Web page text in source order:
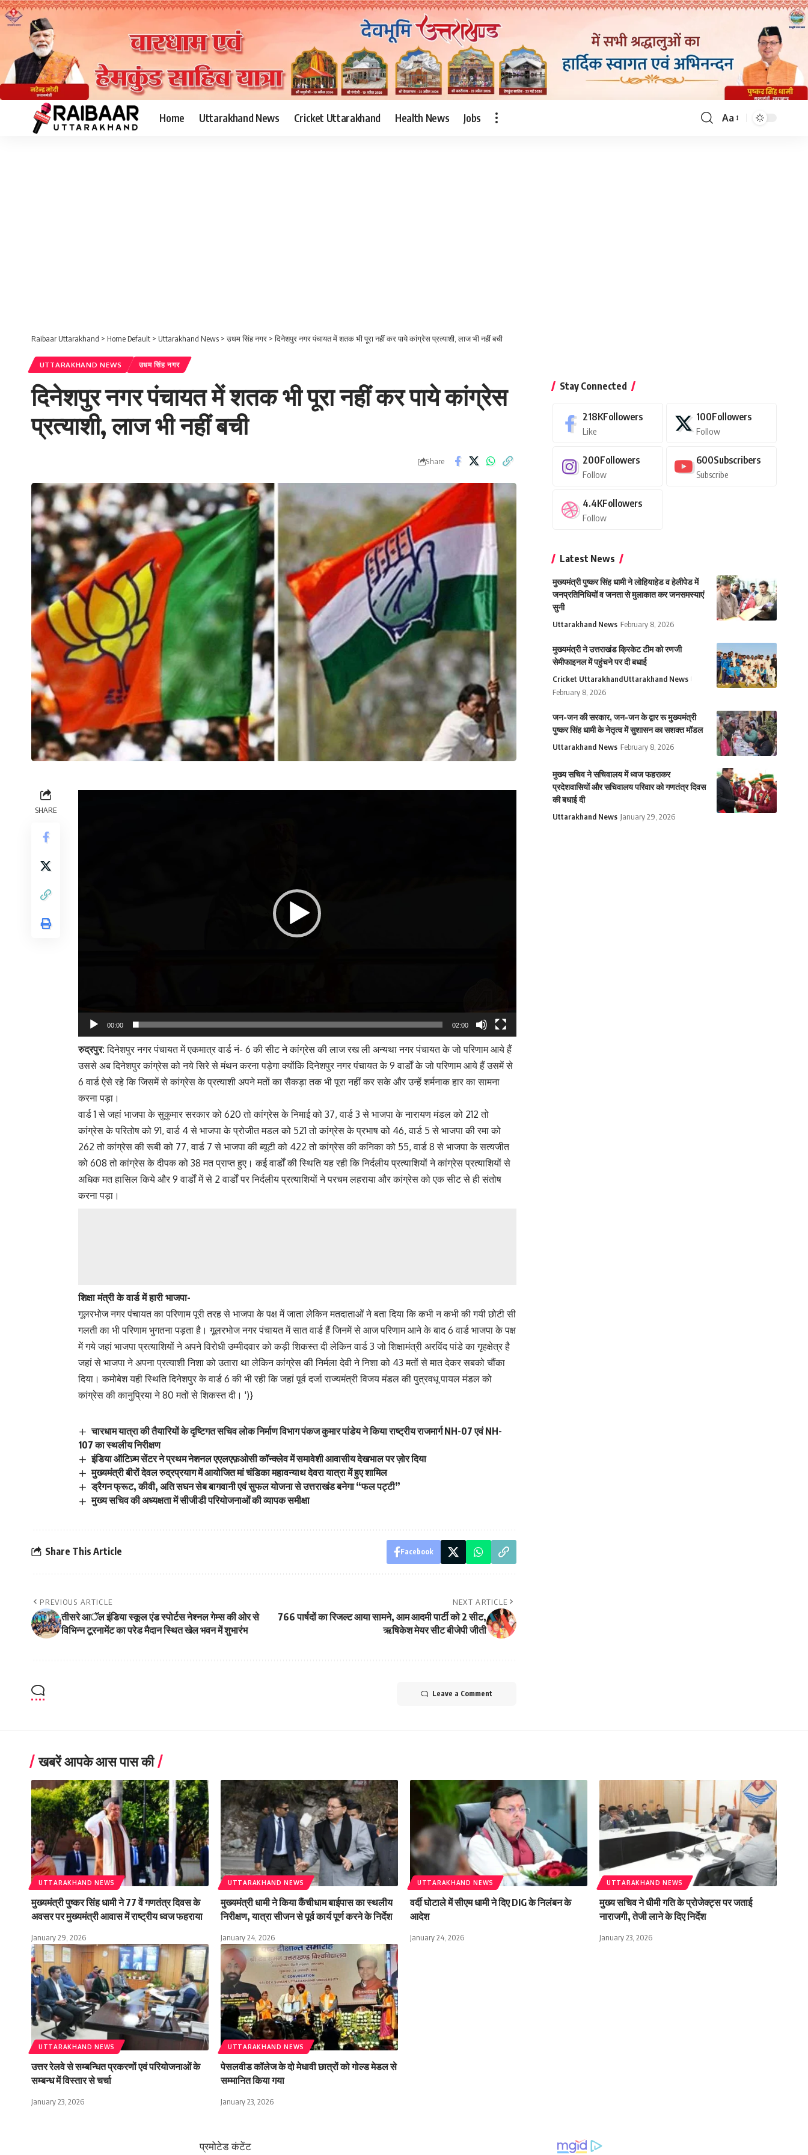
Home Uttarakhand News Cricket Uttarakhand Health News Jobs
Font
Aa
Raibaar Uttarakhand > Home Default > Uttarakhand News >उधम सिंह नगर >दिनेशपुर नगर पंचायत में शतक भी पूरा नहीं कर पाये कांग्रेस प्रत्याशी, लाज भी नहीं बची
UTTARAKHAND NEWS उधम सिंह नगर
दिनेशपुर नगर पंचायत में शतक भी पूरा नहीं कर पाये कांग्रेस
प्रत्याशी, लाज भी नहीं बची
Share
SHARE
00:00 02:00
रुद्रपुर: दिनेशपुर नगर पंचायत में एकमात्र वार्ड नं- 6 की सीट ने कांग्रेस की लाज रख ली अन्यथा नगर पंचायत के जो परिणाम आये हैं
उससे अब दिनेशपुर कांग्रेस को नये सिरे से मंथन करना पड़ेगा क्योंकि दिनेशपुर नगर पंचायत के 9 वार्डों के जो परिणाम आये हैं उसमें से
6 वार्ड ऐसे रहे कि जिसमें से कांग्रेस के प्रत्याशी अपने मतों का सैकड़ा तक भी पूरा नहीं कर सके और उन्हें शर्मनाक हार का सामना
करना पड़ा।
वार्ड 1 से जहां भाजपा के सुकुमार सरकार को 620 तो कांग्रेस के निमाई को 37, वार्ड 3 से भाजपा के नारायण मंडल को 212 तो
कांग्रेस के परितोष को 91, वार्ड 4 से भाजपा के प्रोजीत मडल को 521 तो कांग्रेस के प्रभाष को 46, वार्ड 5 से भाजपा की रमा को
262 तो कांग्रेस की रूबी को 77, वार्ड 7 से भाजपा की ब्यूटी को 422 तो कांग्रेस की कनिका को 55, वार्ड 8 से भाजपा के सत्यजीत
को 608 तो कांग्रेस के दीपक को 38 मत प्राप्त हुए। कई वार्डों की स्थिति यह रही कि निर्दलीय प्रत्याशियों ने कांग्रेस प्रत्याशियों से
अधिक मत हासिल किये और 9 वार्डों में से 2 वार्डों पर निर्दलीय प्रत्याशियों ने परचम लहराया और कांग्रेस को एक सीट से ही संतोष
करना पड़ा।
शिक्षा मंत्री के वार्ड में हारी भाजपा-
गूलरभोज नगर पंचायत का परिणाम पूरी तरह से भाजपा के पक्ष में जाता लेकिन मतदाताओं ने बता दिया कि कभी न कभी की गयी छोटी सी
गलती का भी परिणाम भुगतना पड़ता है। गूलरभोज नगर पंचायत में सात वार्ड हैं जिनमें से आज परिणाम आने के बाद 6 वार्ड भाजपा के पक्ष
में गये जहां भाजपा प्रत्याशियों ने अपने विरोधी उम्मीदवार को कड़ी शिकस्त दी लेकिन वार्ड 3 जो शिक्षामंत्री अरविंद पांडे का गृहक्षेत्र है
जहां से भाजपा ने अपना प्रत्याशी निशा को उतारा था लेकिन कांग्रेस की निर्मला देवी ने निशा को 43 मतों से मात देकर सबको चौंका
दिया। कमोबेश यही स्थिति दिनेशपुर के वार्ड 6 की भी रही कि जहां पूर्व दर्जा राज्यमंत्री विजय मंडल की पुत्रवधू पायल मंडल को
कांग्रेस की कानुप्रिया ने 80 मतों से शिकस्त दी। ')}
चारधाम यात्रा की तैयारियों के दृष्टिगत सचिव लोक निर्माण विभाग पंकज कुमार पांडेय ने किया राष्ट्रीय राजमार्ग NH-07 एवं NH-
107 का स्थलीय निरीक्षण
इंडिया ऑटिज़्म सेंटर ने प्रथम नेशनल एएलएफ़ओसी कॉन्क्लेव में समावेशी आवासीय देखभाल पर ज़ोर दिया
मुख्यमंत्री बीरों देवल रुद्रप्रयाग में आयोजित मां चंडिका महावन्याथ देवरा यात्रा में हुए शामिल
ड्रैगन फ्रूट, कीवी, अति सघन सेब बागवानी एवं सुफल योजना से उत्तराखंड बनेगा “फल पट्टी”
मुख्य सचिव की अध्यक्षता में सीजीडी परियोजनाओं की व्यापक समीक्षा
Share This Article Facebook
PREVIOUS ARTICLE
तीसरे आॅल इंडिया स्कूल एंड स्पोर्टस नेश्नल गेम्स की ओर से
विभिन्न टूरनामेंट का परेड मैदान स्थित खेल भवन में शुभारंभ
NEXT ARTICLE
766 पार्षदों का रिजल्ट आया सामने, आम आदमी पार्टी को 2 सीट,
ऋषिकेश मेयर सीट बीजेपी जीती
Leave a Comment
Stay Connected
218KFollowers
Like
100Followers
Follow
200Followers
Follow
600Subscribers
Subscribe
4.4KFollowers
Follow
Latest News
मुख्यमंत्री पुष्कर सिंह धामी ने लोहियाहेड व हेलीपेड में
जनप्रतिनिधियों व जनता से मुलाकात कर जनसमस्याएं
सुनी
Uttarakhand News February 8, 2026
मुख्यमंत्री ने उत्तराखंड क्रिकेट टीम को रणजी
सेमीफाइनल में पहुंचने पर दी बधाई
Cricket UttarakhandUttarakhand News
February 8, 2026
जन-जन की सरकार, जन-जन के द्वार रू मुख्यमंत्री
पुष्कर सिंह धामी के नेतृत्व में सुशासन का सशक्त मॉडल
Uttarakhand News February 8, 2026
मुख्य सचिव ने सचिवालय में ध्वज फहराकर
प्रदेशवासियों और सचिवालय परिवार को गणतंत्र दिवस
की बधाई दी
Uttarakhand News January 29, 2026
खबरें आपके आस पास की
UTTARAKHAND NEWS
मुख्यमंत्री पुष्कर सिंह धामी ने 77 वें गणतंत्र दिवस के
अवसर पर मुख्यमंत्री आवास में राष्ट्रीय ध्वज फहराया
January 29, 2026
UTTARAKHAND NEWS
मुख्यमंत्री धामी ने किया कैंचीधाम बाईपास का स्थलीय
निरीक्षण, यात्रा सीजन से पूर्व कार्य पूर्ण करने के निर्देश
January 24, 2026
UTTARAKHAND NEWS
वर्दी घोटाले में सीएम धामी ने दिए DIG के निलंबन के
आदेश
January 24, 2026
UTTARAKHAND NEWS
मुख्य सचिव ने धीमी गति के प्रोजेक्ट्स पर जताई
नाराजगी, तेजी लाने के दिए निर्देश
January 23, 2026
UTTARAKHAND NEWS
उत्तर रेलवे से सम्बन्धित प्रकरणों एवं परियोजनाओं के
सम्बन्ध में विस्तार से चर्चा
January 23, 2026
UTTARAKHAND NEWS
पेसलवीड कॉलेज के दो मेधावी छात्रों को गोल्ड मेडल से
सम्मानित किया गया
January 23, 2026